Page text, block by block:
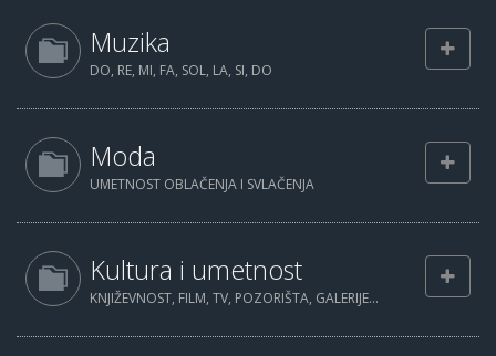
Muzika
DO, RE, MI, FA, SOL, LA, SI, DO
Moda
UMETNOST OBLAČENJA I SVLAČENJA
Kultura i umetnost
KNJIŽEVNOST, FILM, TV, POZORIŠTA, GALERIJE...